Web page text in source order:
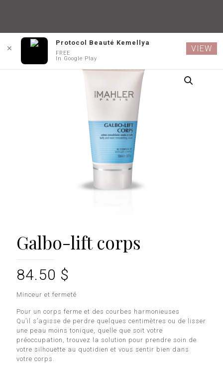
Galbo-lift corps
84.50 $
Minceur et fermeté
Pour un corps ferme et des courbes harmonieuses
Qu’il s’agisse de perdre quelques centimètres ou de lisser
une peau moins tonique, quelle que soit votre
préoccupation, trouvez la solution pour prendre soin de
votre silhouette au quotidien et vous sentir bien dans
votre corps.
✕
Protocol Beauté Kemellya
FREE
In Google Play
VIEW